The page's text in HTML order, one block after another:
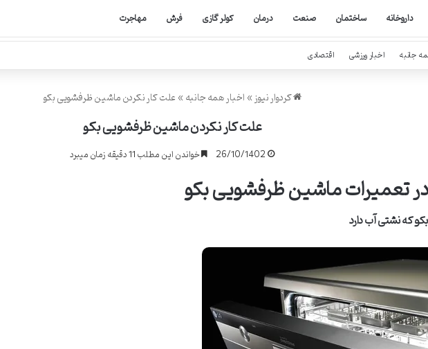
داروخانه ساختمان صنعت درمان کولر گازی فرش مهاجرت
جانبه اخبار ورزشی اقتصادی
کردوار نیوز»اخبار همه جانبه»علت کار نکردن ماشین ظرفشویی بکو
علت کار نکردن ماشین ظرفشویی بکو
26/10/1402 خواندن این مطلب 11 دقیقه زمان میبرد
تعمیرات ماشین ظرفشویی بکو
که نشتی آب دارد